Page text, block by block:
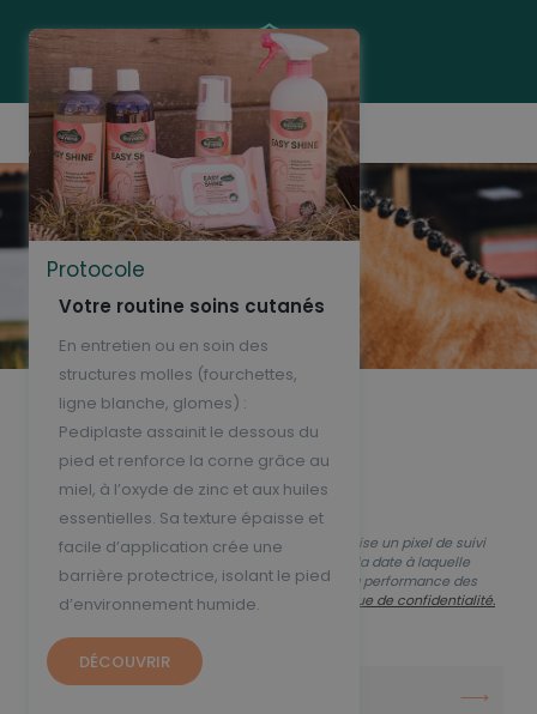
Protocole
Votre routine soins cutanés
En entretien ou en soin des
structures molles (fourchettes,
ligne blanche, glomes) :
Pediplaste assainit le dessous du
pied et renforce la corne grâce au
miel, à l’oxyde de zinc et aux huiles
essentielles. Sa texture épaisse et
facile d’application crée une
barrière protectrice, isolant le pied
d’environnement humide.
DÉCOUVRIR
Ne ratez rien de
l’actu Ravene
En vous inscrivant, vous autorisez que Ravene utilise un pixel de suivi
dans ses emails pour savoir si vous les ouvrez et la date à laquelle
vous le faites, afin de mesurer la délivrabilité et la performance des
emails. Pour en savoir plus consultez notre
Politique de confidentialité.
INSCRIPTION À LA NEWSLETTER